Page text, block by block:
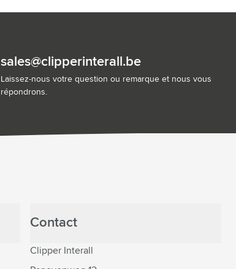
sales@clipperinterall.be
Laissez-nous votre question ou remarque et nous vous
répondrons.
Contact
Clipper Interall